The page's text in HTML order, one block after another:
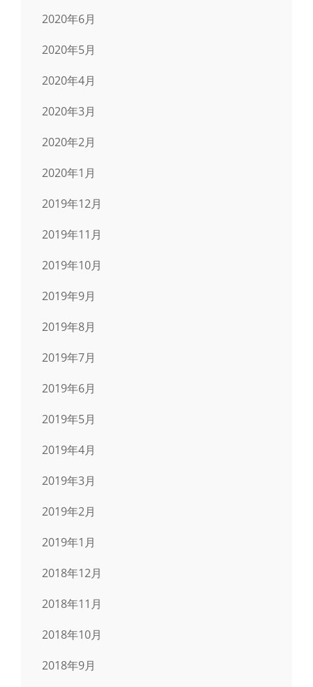
2020年6月
2020年5月
2020年4月
2020年3月
2020年2月
2020年1月
2019年12月
2019年11月
2019年10月
2019年9月
2019年8月
2019年7月
2019年6月
2019年5月
2019年4月
2019年3月
2019年2月
2019年1月
2018年12月
2018年11月
2018年10月
2018年9月